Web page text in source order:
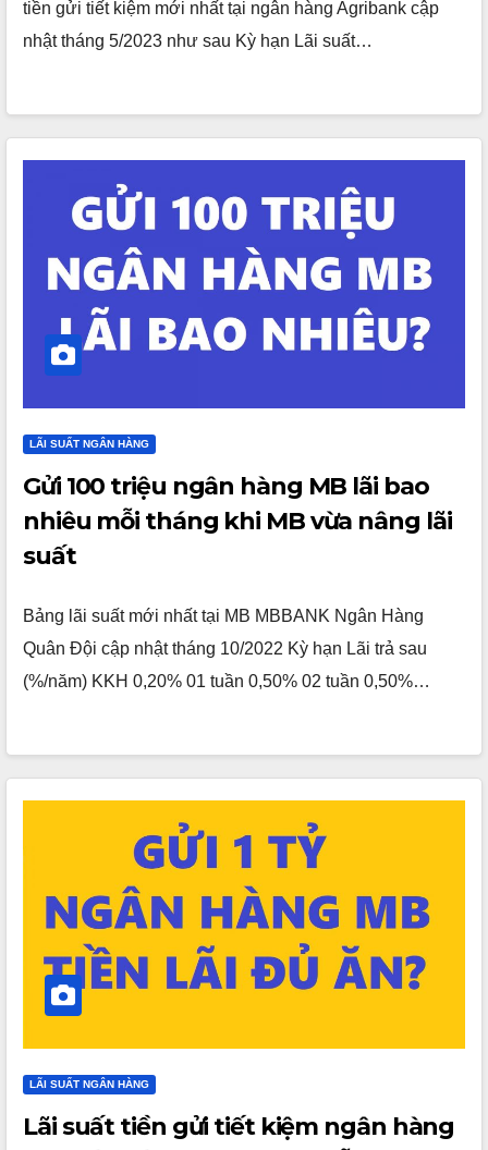
tiền gửi tiết kiệm mới nhất tại ngân hàng Agribank cập
nhật tháng 5/2023 như sau Kỳ hạn Lãi suất…
LÃI SUẤT NGÂN HÀNG
Gửi 100 triệu ngân hàng MB lãi bao
nhiêu mỗi tháng khi MB vừa nâng lãi
suất
Bảng lãi suất mới nhất tại MB MBBANK Ngân Hàng
Quân Đội cập nhật tháng 10/2022 Kỳ hạn Lãi trả sau
(%/năm) KKH 0,20% 01 tuần 0,50% 02 tuần 0,50%…
LÃI SUẤT NGÂN HÀNG
Lãi suất tiền gửi tiết kiệm ngân hàng